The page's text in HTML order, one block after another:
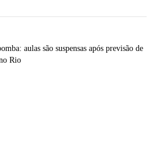
aulas são suspensas após previsão de
Rio